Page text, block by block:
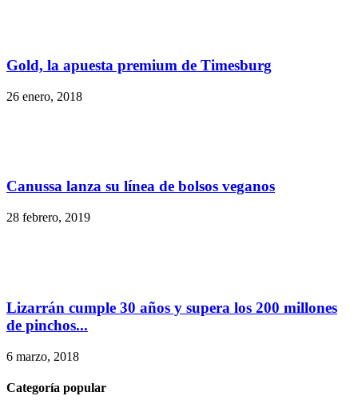
Gold, la apuesta premium de Timesburg
26 enero, 2018
Canussa lanza su línea de bolsos veganos
28 febrero, 2019
Lizarrán cumple 30 años y supera los 200 millones
de pinchos...
6 marzo, 2018
Categoría popular